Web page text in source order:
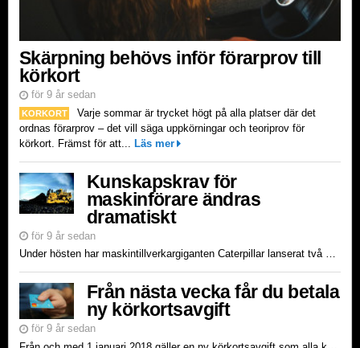
Skärpning behövs inför förarprov till
körkort
för 9 år sedan
KORKORT
Varje sommar är trycket högt på alla platser där det
ordnas förarprov – det vill säga uppkörningar och teoriprov för
körkort. Främst för att... Läs mer
Kunskapskrav för
maskinförare ändras
dramatiskt
för 9 år sedan
Under hösten har maskintillverkargiganten Caterpillar lanserat två nya bandgrävare med automatiserade digitala gräv- och mätsystem som standard. Sensorer och datorer är inte längre något valbart tillv...
Från nästa vecka får du betala
ny körkortsavgift
för 9 år sedan